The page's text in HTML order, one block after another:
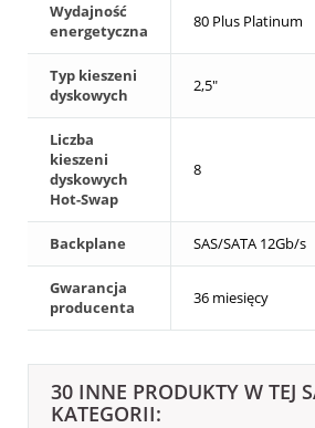
Wydajność
energetyczna
80 Plus Platinum
Typ kieszeni
dyskowych
2,5"
Liczba
kieszeni
dyskowych
Hot-Swap
8
Backplane SAS/SATA 12Gb/s
Gwarancja
producenta
36 miesięcy
30 INNE PRODUKTY W TEJ
KATEGORII: